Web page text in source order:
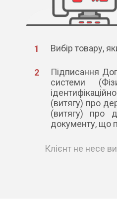
Вибір товару,
Підписання
системи
(витягу) про
(витягу) про
документу, що
Клієнт не несе